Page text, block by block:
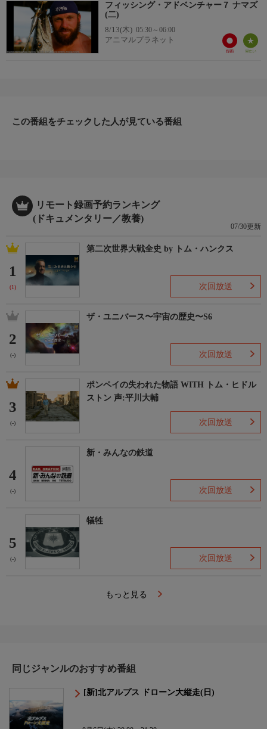
フィッシング・アドベンチャー７ ナマズ
(二)
8/13(木) 05:30～06:00
アニマルプラネット
この番組をチェックした人が見ている番組
リモート録画予約ランキング
(ドキュメンタリー／教養)
07/30更新
1
(1)
第二次世界大戦全史 by トム・ハンクス
次回放送
2
(-)
ザ・ユニバース〜宇宙の歴史〜S6
次回放送
3
(-)
ポンペイの失われた物語 WITH トム・ヒドル
ストン 声:平川大輔
次回放送
4
(-)
新・みんなの鉄道
次回放送
5
(-)
犠牲
次回放送
もっと見る
同じジャンルのおすすめ番組
[新]北アルプス ドローン大縦走(日)